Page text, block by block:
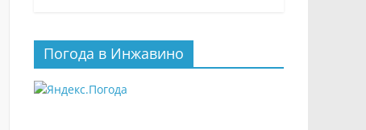
Погода в Инжавино